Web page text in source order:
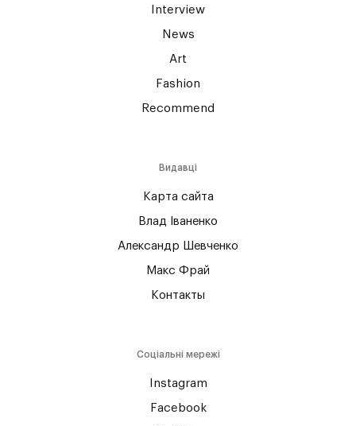
Interview
News
Art
Fashion
Recommend
Видавці
Карта сайта
Влад Іваненко
Александр Шевченко
Макс Фрай
Контакты
Соціальні мережі
Instagram
Facebook